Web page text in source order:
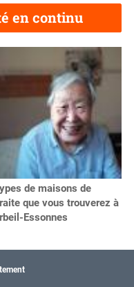
en continu
de maisons de
que vous trouverez à
Essonnes